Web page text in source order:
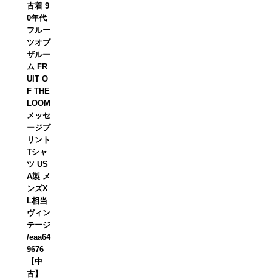
古着 9
0年代
フルー
ツオブ
ザルー
ム FR
UIT O
F THE
LOOM
メッセ
ージプ
リント
Tシャ
ツ US
A製 メ
ンズX
L相当
ヴィン
テージ
/eaa64
9676
【中
古】